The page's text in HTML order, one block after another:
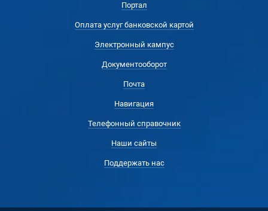
Портал
Оплата услуг банковской картой
Электронный кампус
Документооборот
Почта
Навигация
Телефонный справочник
Наши сайты
Поддержать нас